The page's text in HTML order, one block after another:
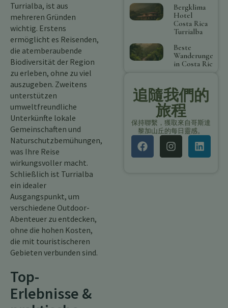
Turrialba, ist aus
mehreren Gründen
wichtig. Erstens
ermöglicht es Reisenden,
die atemberaubende
Biodiversität der Region
zu erleben, ohne zu viel
auszugeben. Zweitens
unterstützen
umweltfreundliche
Unterkünfte lokale
Gemeinschaften und
Naturschutzbemühungen,
was Ihre Reise
wirkungsvoller macht.
Schließlich ist Turrialba
ein idealer
Ausgangspunkt, um
verschiedene Outdoor-
Abenteuer zu entdecken,
ohne die hohen Kosten,
die mit touristischeren
Gebieten verbunden sind.
Top-
Erlebnisse &
Bergklima
Hotel
Costa Rica
Turrialba
Beste
Wanderungen
in Costa Rica
追隨我們的
旅程
保持聯繫，獲取來自哥斯達
黎加山丘的每日靈感。